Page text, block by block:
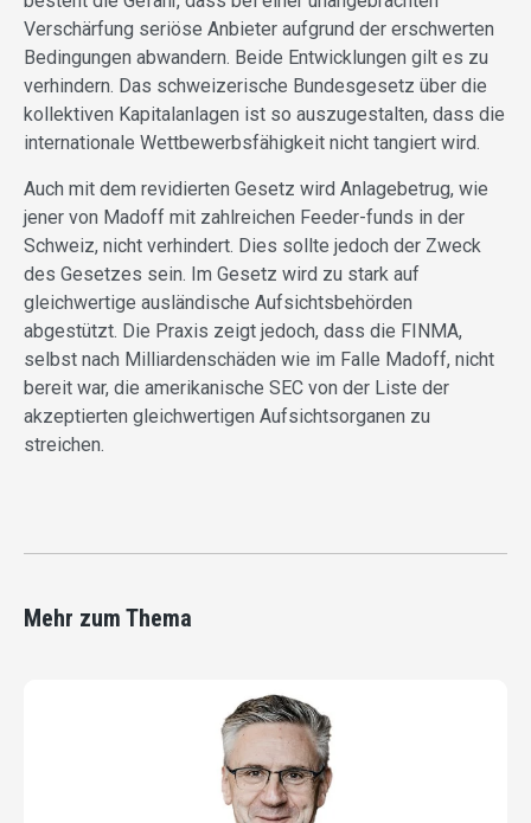
Verschärfung seriöse Anbieter aufgrund der erschwerten
Bedingungen abwandern. Beide Entwicklungen gilt es zu
verhindern. Das schweizerische Bundesgesetz über die
kollektiven Kapitalanlagen ist so auszugestalten, dass die
internationale Wettbewerbsfähigkeit nicht tangiert wird.
Auch mit dem revidierten Gesetz wird Anlagebetrug, wie
jener von Madoff mit zahlreichen Feeder-funds in der
Schweiz, nicht verhindert. Dies sollte jedoch der Zweck
des Gesetzes sein. Im Gesetz wird zu stark auf
gleichwertige ausländische Aufsichtsbehörden
abgestützt. Die Praxis zeigt jedoch, dass die FINMA,
selbst nach Milliardenschäden wie im Falle Madoff, nicht
bereit war, die amerikanische SEC von der Liste der
akzeptierten gleichwertigen Aufsichtsorganen zu
streichen.
Mehr zum Thema